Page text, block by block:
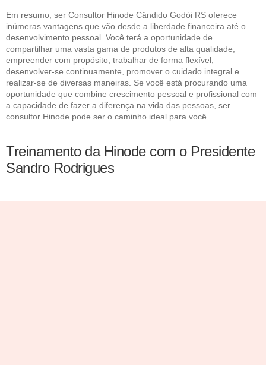
Em resumo, ser Consultor Hinode Cândido Godói RS oferece
inúmeras vantagens que vão desde a liberdade financeira até o
desenvolvimento pessoal. Você terá a oportunidade de
compartilhar uma vasta gama de produtos de alta qualidade,
empreender com propósito, trabalhar de forma flexível,
desenvolver-se continuamente, promover o cuidado integral e
realizar-se de diversas maneiras. Se você está procurando uma
oportunidade que combine crescimento pessoal e profissional com
a capacidade de fazer a diferença na vida das pessoas, ser
consultor Hinode pode ser o caminho ideal para você.
Treinamento da Hinode com o Presidente
Sandro Rodrigues